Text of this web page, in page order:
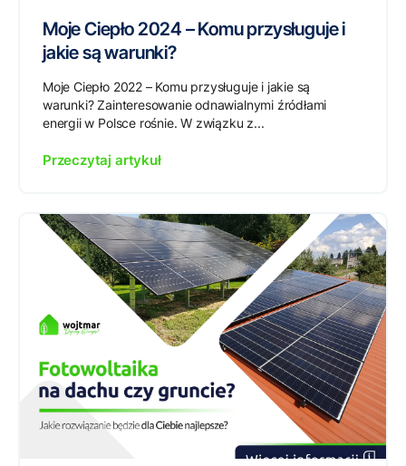
Moje Ciepło 2024 – Komu przysługuje i
jakie są warunki?
Moje Ciepło 2022 – Komu przysługuje i jakie są
warunki? Zainteresowanie odnawialnymi źródłami
energii w Polsce rośnie. W związku z...
Przeczytaj artykuł